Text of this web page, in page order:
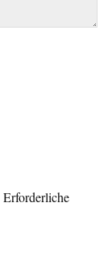
Erforderliche